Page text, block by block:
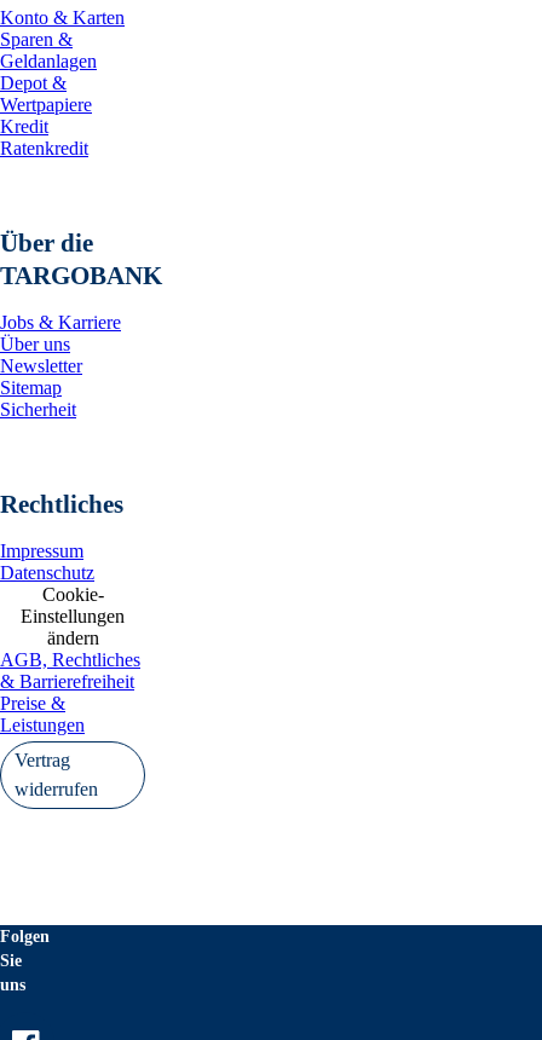
Konto & Karten
Sparen &
Geldanlagen
Depot &
Wertpapiere
Kredit
Ratenkredit
Über die
TARGOBANK
Jobs & Karriere
Über uns
Newsletter
Sitemap
Sicherheit
Rechtliches
Impressum
Datenschutz
Cookie-
Einstellungen
ändern
AGB, Rechtliches
& Barrierefreiheit
Preise &
Leistungen
Vertrag
widerrufen
Folgen
Sie
uns